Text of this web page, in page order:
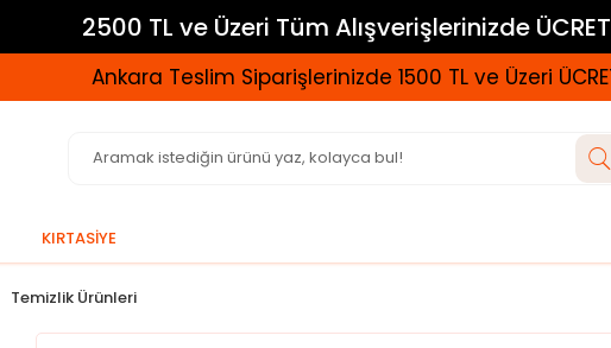
2500 TL ve Üzeri Tüm Alışverişlerinizde
Ankara Teslim Siparişlerinizde 1500 TL ve Üzeri
KIRTASİYE
Temizlik Ürünleri